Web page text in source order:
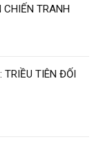
CHIẾN TRANH
TIÊN ĐỐI